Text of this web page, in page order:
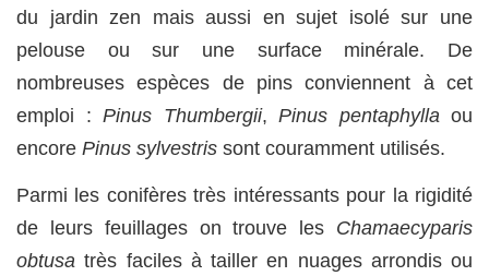
du jardin zen mais aussi en sujet isolé sur une
pelouse ou sur une surface minérale. De
nombreuses espèces de pins conviennent à cet
emploi : Pinus Thumbergii, Pinus pentaphyllaou
encore Pinus sylvestris sont couramment utilisés.
Parmi les conifères très intéressants pour la rigidité
de leurs feuillages on trouve les Chamaecyparis
obtusa très faciles à tailler en nuages arrondis ou